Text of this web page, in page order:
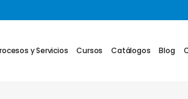
y Servicios Cursos Catálogos Blog